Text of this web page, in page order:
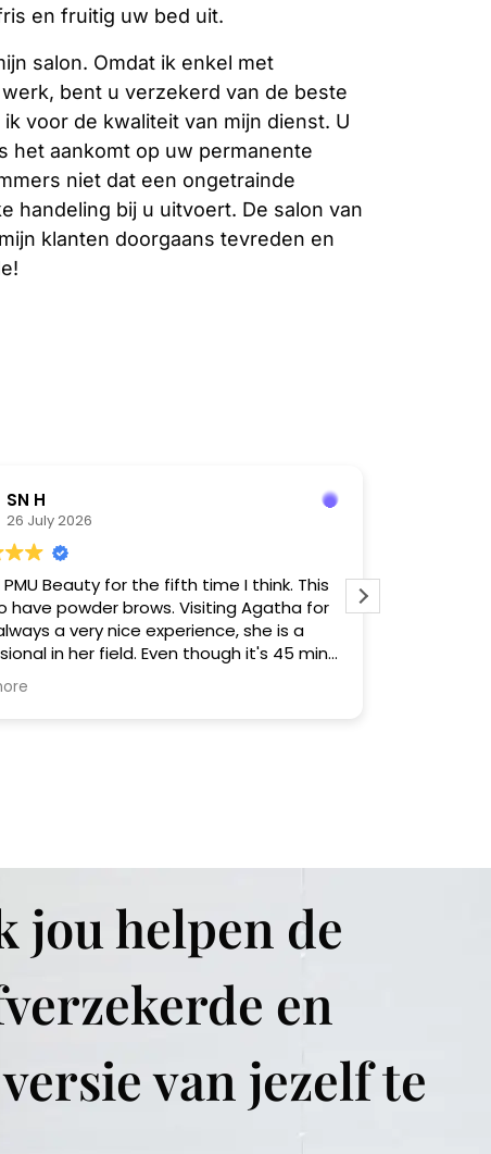
en fruitig uw bed uit.
salon. Omdat ik enkel met
bent u verzekerd van de beste
voor de kwaliteit van mijn dienst. U
het aankomt op uw permanente
niet dat een ongetrainde
handeling bij u uitvoert. De salon van
klanten doorgaans tevreden en
SN H
26 July 2026
Beauty for the fifth time I think. This
have powder brows. Visiting Agatha for
a very nice experience, she is a
in her field. Even though it's 45 min
me it is worthwhile. The brows are as
dark, but already know for sure it will
jou helpen de
en
van jezelf te